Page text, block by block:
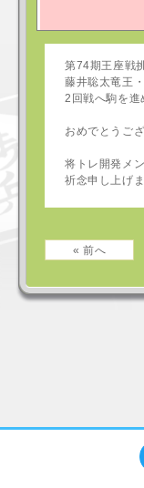
第74期王座戦
藤井聡太竜王
2回戦へ駒を進
おめでとうご
将トレ開発メ
祈念申し上げま
« 前へ